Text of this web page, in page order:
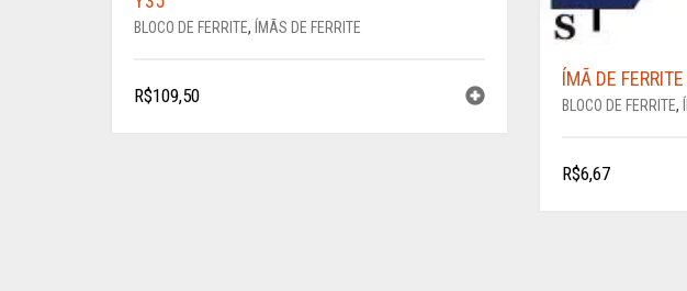
BLOCO DE FERRITE, ÍMÃS DE FERRITE
R$109,50
ÍMÃ DE
BLOCO DE FERRITE,
R$6,67